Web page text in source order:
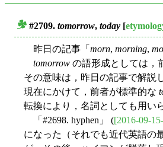
#2709. tomorrow, today [
昨日の記事「 morn, morning,
tomorrow の語形成としては，
その意味は，昨日の記事で解説
現在にかけて，前者が標準的な
転換により，名詞としても用い
「#2698. hyphen」 ([2016-09-
になった（それでも近代英語の